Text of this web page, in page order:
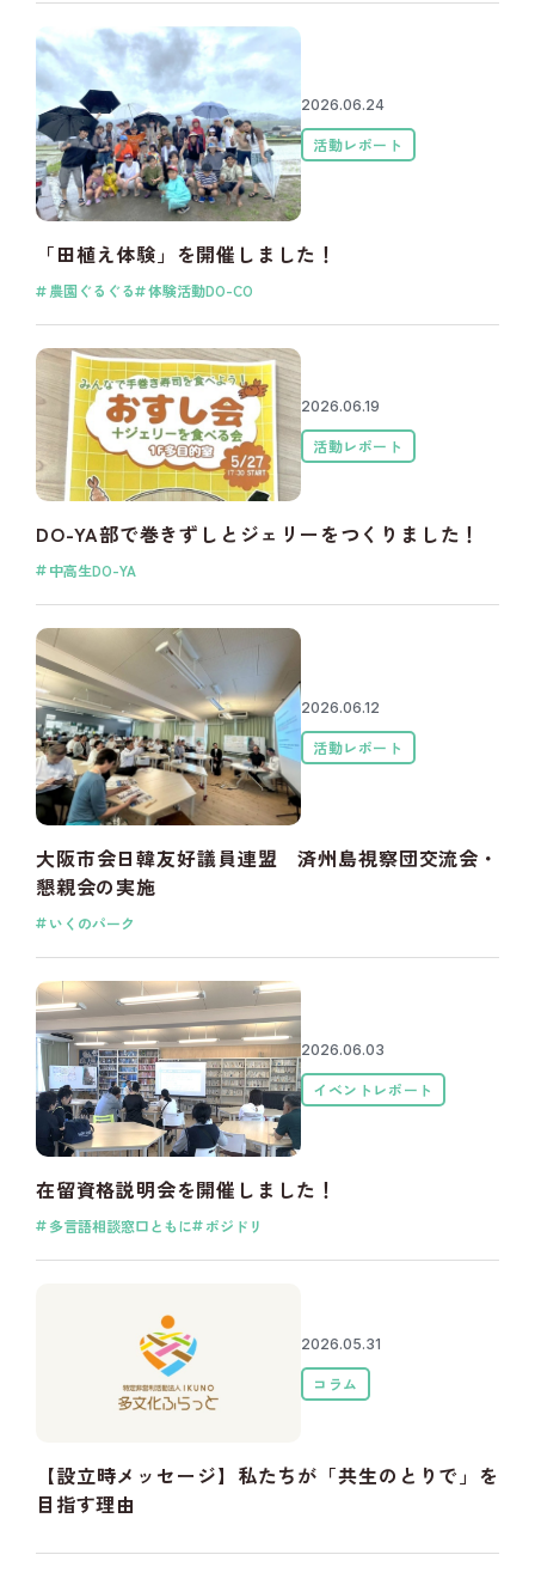
2026.06.24
活動レポート
「田植え体験」を開催しました！
農園ぐるぐる 体験活動DO-CO
2026.06.19
活動レポート
DO-YA部で巻きずしとジェリーをつくりました！
中高生DO-YA
2026.06.12
活動レポート
大阪市会日韓友好議員連盟 済州島視察団交流会・
懇親会の実施
いくのパーク
2026.06.03
イベントレポート
在留資格説明会を開催しました！
多言語相談窓口ともに ポジドリ
2026.05.31
コラム
【設立時メッセージ】私たちが「共生のとりで」を
目指す理由